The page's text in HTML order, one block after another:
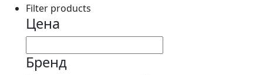
Filter products
Цена
Бренд